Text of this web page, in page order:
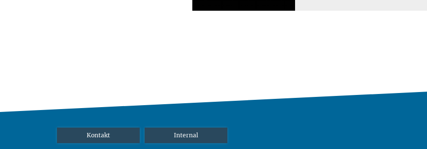
Kontakt Internal